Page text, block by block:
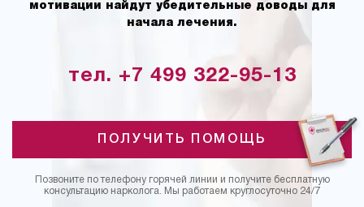
мотивации найдут убедительные доводы для
начала лечения.
тел. +7 499 322-95-13
ПОЛУЧИТЬ ПОМОЩЬ
Позвоните по телефону горячей линии и получите бесплатную
консультацию нарколога. Мы работаем круглосуточно 24/7